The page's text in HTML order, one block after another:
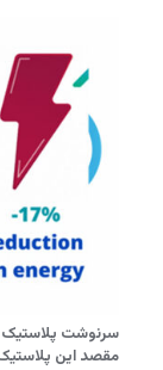
سرنوشت پلاستیک
مقصد این